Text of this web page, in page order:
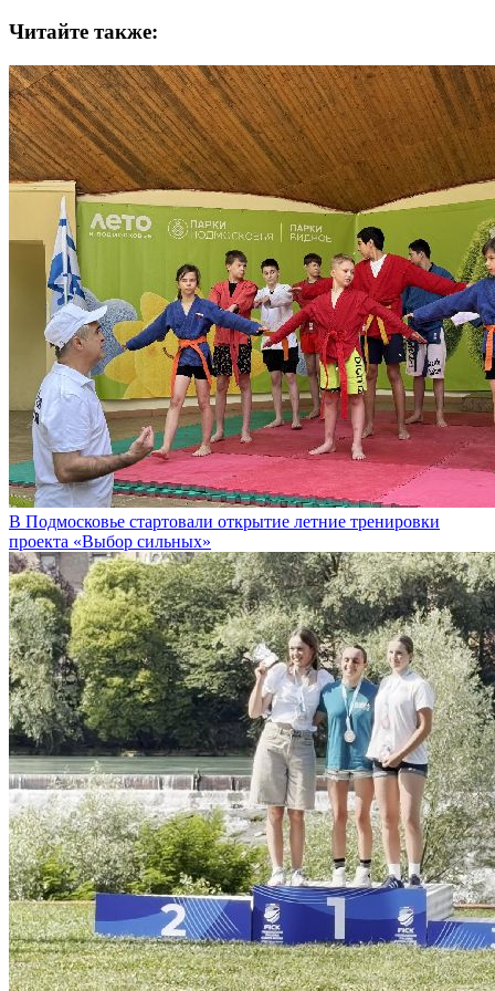
Читайте также:
В Подмосковье стартовали открытие летние тренировки
проекта «Выбор сильных»